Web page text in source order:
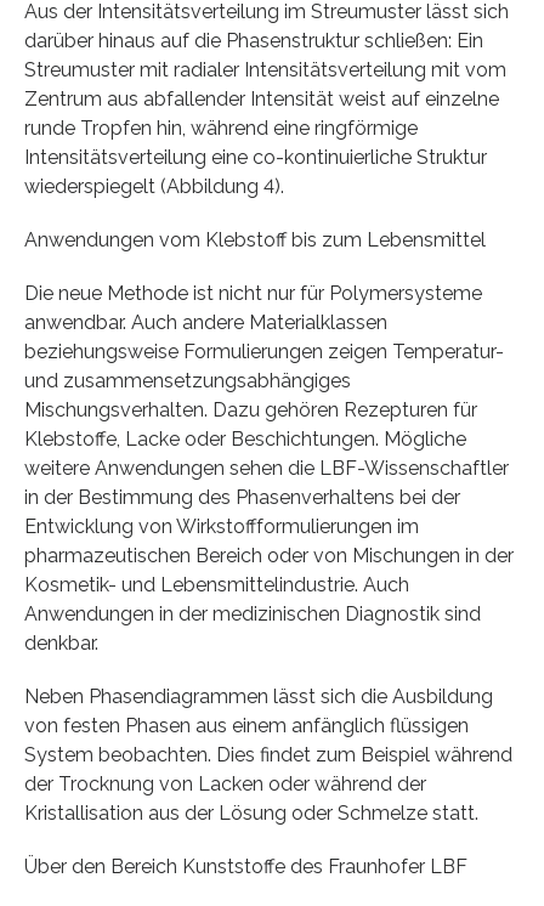
Aus der Intensitätsverteilung im Streumuster lässt sich
darüber hinaus auf die Phasenstruktur schließen: Ein
Streumuster mit radialer Intensitätsverteilung mit vom
Zentrum aus abfallender Intensität weist auf einzelne
runde Tropfen hin, während eine ringförmige
Intensitätsverteilung eine co-kontinuierliche Struktur
wiederspiegelt (Abbildung 4).
Anwendungen vom Klebstoff bis zum Lebensmittel
Die neue Methode ist nicht nur für Polymersysteme
anwendbar. Auch andere Materialklassen
beziehungsweise Formulierungen zeigen Temperatur-
und zusammensetzungsabhängiges
Mischungsverhalten. Dazu gehören Rezepturen für
Klebstoffe, Lacke oder Beschichtungen. Mögliche
weitere Anwendungen sehen die LBF-Wissenschaftler
in der Bestimmung des Phasenverhaltens bei der
Entwicklung von Wirkstoffformulierungen im
pharmazeutischen Bereich oder von Mischungen in der
Kosmetik- und Lebensmittelindustrie. Auch
Anwendungen in der medizinischen Diagnostik sind
denkbar.
Neben Phasendiagrammen lässt sich die Ausbildung
von festen Phasen aus einem anfänglich flüssigen
System beobachten. Dies findet zum Beispiel während
der Trocknung von Lacken oder während der
Kristallisation aus der Lösung oder Schmelze statt.
Über den Bereich Kunststoffe des Fraunhofer LBF